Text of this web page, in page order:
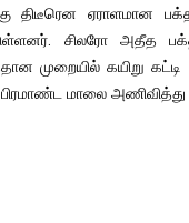
திடீரென ஏராளமான
சிலரோ அதீத
முறையில் கயிறு
பிரமாண்ட மாலை